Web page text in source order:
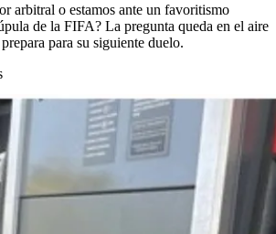
arbitral o estamos ante un favoritismo
de la FIFA? La pregunta queda en el aire
para su siguiente duelo.